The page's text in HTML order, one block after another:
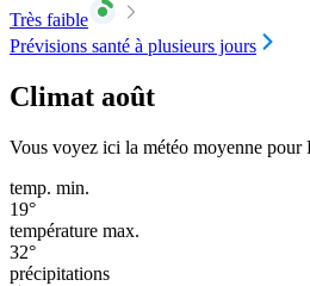
Très faible
Prévisions santé à plusieurs jours
Climat août
Vous voyez ici la météo moyenne pour
temp. min.
19°
température max.
32°
précipitations